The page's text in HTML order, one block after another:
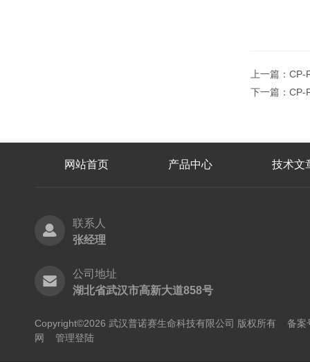
上一篇： CP-
下一篇： CP-
网站首页 产品中心 技术文
联系人
张经理
公司地址
湖北省武汉市高新大道858号
Copyright©2026 武汉普诺赛生命科技有限公司 版权所有 备案
网
管理登陆